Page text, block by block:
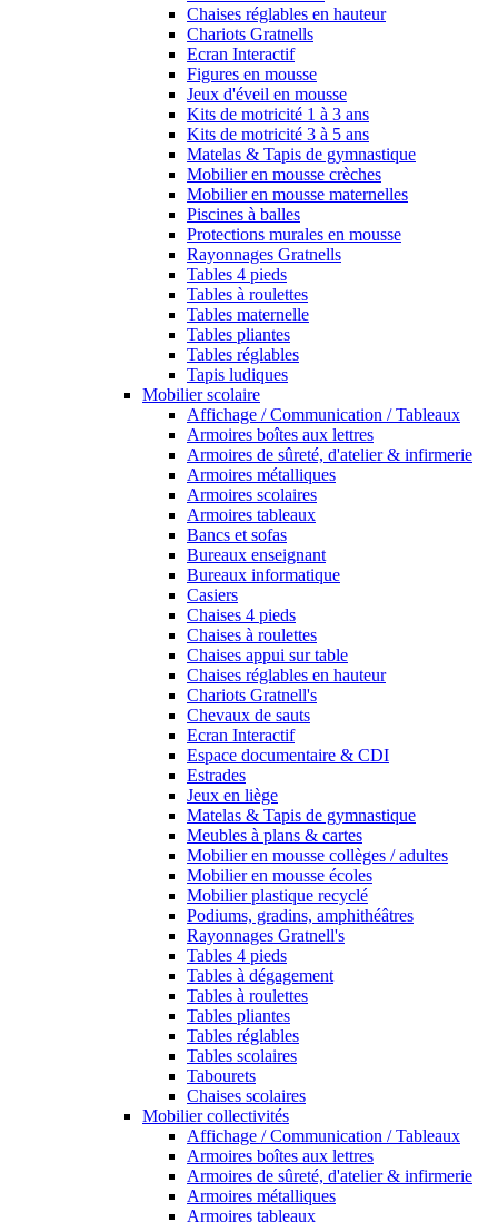
Chaises réglables en hauteur
Chariots Gratnells
Ecran Interactif
Figures en mousse
Jeux d'éveil en mousse
Kits de motricité 1 à 3 ans
Kits de motricité 3 à 5 ans
Matelas & Tapis de gymnastique
Mobilier en mousse crèches
Mobilier en mousse maternelles
Piscines à balles
Protections murales en mousse
Rayonnages Gratnells
Tables 4 pieds
Tables à roulettes
Tables maternelle
Tables pliantes
Tables réglables
Tapis ludiques
Mobilier scolaire
Affichage / Communication / Tableaux
Armoires boîtes aux lettres
Armoires de sûreté, d'atelier & infirmerie
Armoires métalliques
Armoires scolaires
Armoires tableaux
Bancs et sofas
Bureaux enseignant
Bureaux informatique
Casiers
Chaises 4 pieds
Chaises à roulettes
Chaises appui sur table
Chaises réglables en hauteur
Chariots Gratnell's
Chevaux de sauts
Ecran Interactif
Espace documentaire & CDI
Estrades
Jeux en liège
Matelas & Tapis de gymnastique
Meubles à plans & cartes
Mobilier en mousse collèges / adultes
Mobilier en mousse écoles
Mobilier plastique recyclé
Podiums, gradins, amphithéâtres
Rayonnages Gratnell's
Tables 4 pieds
Tables à dégagement
Tables à roulettes
Tables pliantes
Tables réglables
Tables scolaires
Tabourets
Chaises scolaires
Mobilier collectivités
Affichage / Communication / Tableaux
Armoires boîtes aux lettres
Armoires de sûreté, d'atelier & infirmerie
Armoires métalliques
Armoires tableaux